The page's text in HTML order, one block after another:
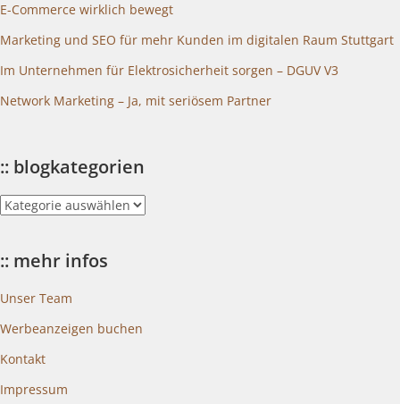
E-Commerce wirklich bewegt
Marketing und SEO für mehr Kunden im digitalen Raum Stuttgart
Im Unternehmen für Elektrosicherheit sorgen – DGUV V3
Network Marketing – Ja, mit seriösem Partner
:: blogkategorien
::
blogkategorien
:: mehr infos
Unser Team
Werbeanzeigen buchen
Kontakt
Impressum